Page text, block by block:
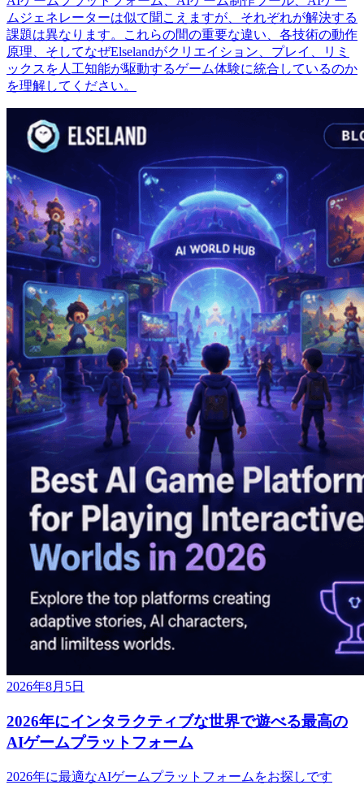
ムジェネレーターは似て聞こえますが、それぞれが解決する
課題は異なります。これらの間の重要な違い、各技術の動作
原理、そしてなぜElselandがクリエイション、プレイ、リミ
ックスを人工知能が駆動するゲーム体験に統合しているのか
を理解してください。
2026年8月5日
2026年にインタラクティブな世界で遊べる最高の
AIゲームプラットフォーム
2026年に最適なAIゲームプラットフォームをお探しです